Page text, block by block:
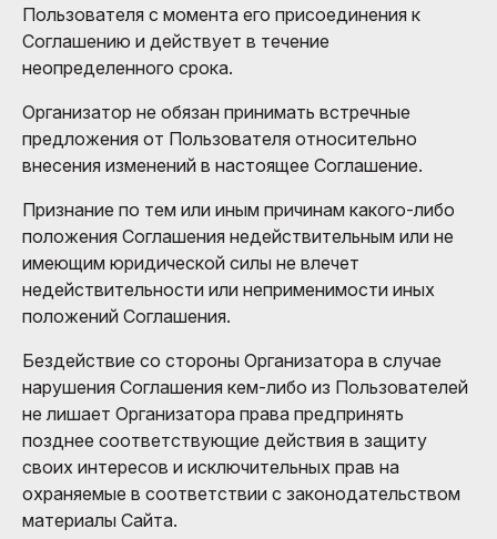
Пользователя с момента его присоединения к
Соглашению и действует в течение
неопределенного срока.
Организатор не обязан принимать встречные
предложения от Пользователя относительно
внесения изменений в настоящее Соглашение.
Признание по тем или иным причинам какого-либо
положения Соглашения недействительным или не
имеющим юридической силы не влечет
недействительности или неприменимости иных
положений Соглашения.
Бездействие со стороны Организатора в случае
нарушения Соглашения кем-либо из Пользователей
не лишает Организатора права предпринять
позднее соответствующие действия в защиту
своих интересов и исключительных прав на
охраняемые в соответствии с законодательством
материалы Сайта.